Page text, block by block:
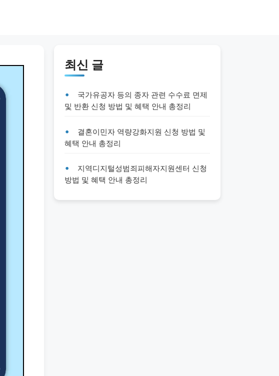
최신 글
국가유공자 등의 종자 관련 수수료 면제
및 반환 신청 방법 및 혜택 안내 총정리
결혼이민자 역량강화지원 신청 방법 및
혜택 안내 총정리
지역디지털성범죄피해자지원센터 신청
방법 및 혜택 안내 총정리